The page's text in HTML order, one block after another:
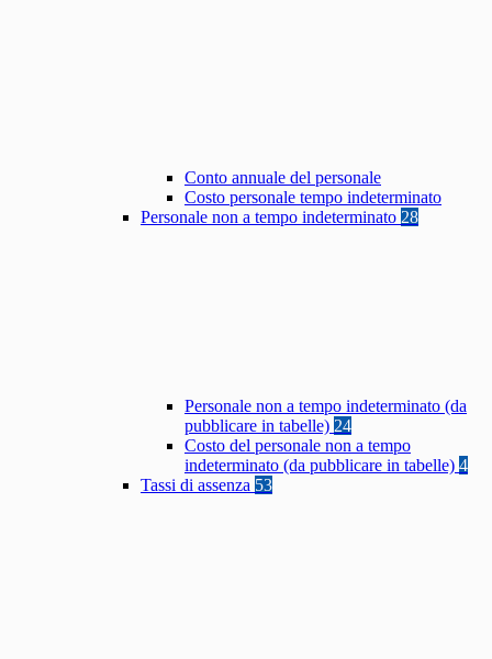
Conto annuale del personale
Costo personale tempo indeterminato
Personale non a tempo indeterminato 28
Personale non a tempo indeterminato (da
pubblicare in tabelle) 24
Costo del personale non a tempo
indeterminato (da pubblicare in tabelle) 4
Tassi di assenza 53